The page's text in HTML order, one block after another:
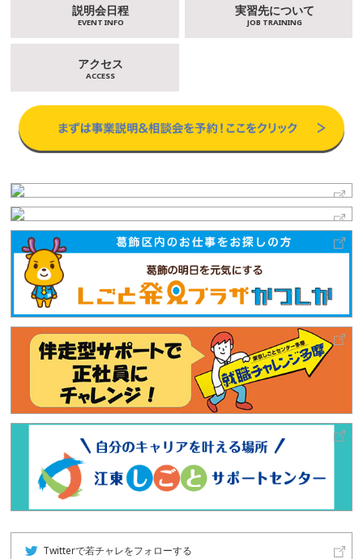
説明会日程
EVENT INFO
実習先について
JOB TRAINING
アクセス
ACCESS
Twitterで若チャレをフォローする